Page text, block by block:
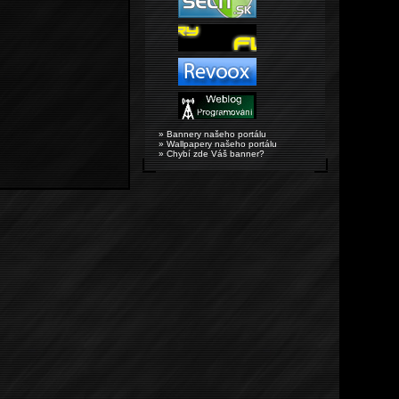
» Bannery našeho portálu
» Wallpapery našeho portálu
» Chybí zde Váš banner?